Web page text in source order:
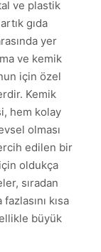
ve plastik
gıda
yer
ve kemik
için özel
Kemik
hem kolay
olması
edilen bir
oldukça
sıradan
kısa
büyük